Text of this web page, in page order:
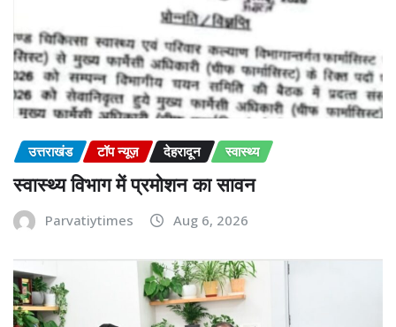
उत्तराखंड टॉप न्यूज़ देहरादून स्वास्थ्य
स्वास्थ्य विभाग में प्रमोशन का सावन
Parvatiytimes Aug 6, 2026